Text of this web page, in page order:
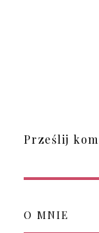
Prześlij
O MNIE